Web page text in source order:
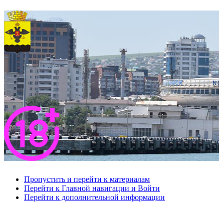
Пропустить и перейти к материалам
Перейти к Главной навигации и Войти
Перейти к дополнительной информации